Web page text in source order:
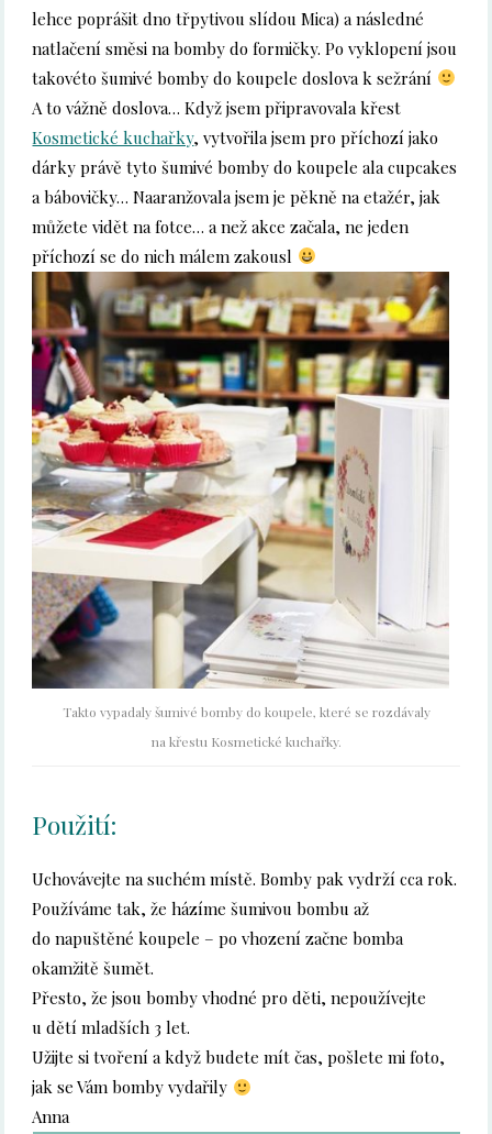
lehce poprášit dno třpytivou slídou Mica) a následné
natlačení směsi na bomby do formičky. Po vyklopení jsou
takovéto šumivé bomby do koupele doslova k sežrání
A to vážně doslova… Když jsem připravovala křest
Kosmetické kuchařky, vytvořila jsem pro příchozí jako
dárky právě tyto šumivé bomby do koupele ala cupcakes
a bábovičky… Naaranžovala jsem je pěkně na etažér, jak
můžete vidět na fotce… a než akce začala, ne jeden
příchozí se do nich málem zakousl
Takto vypadaly šumivé bomby do koupele, které se rozdávaly
na křestu Kosmetické kuchařky.
Použití:
Uchovávejte na suchém místě. Bomby pak vydrží cca rok.
Používáme tak, že házíme šumivou bombu až
do napuštěné koupele – po vhození začne bomba
okamžitě šumět.
Přesto, že jsou bomby vhodné pro děti, nepoužívejte
u dětí mladších 3 let.
Užijte si tvoření a když budete mít čas, pošlete mi foto,
jak se Vám bomby vydařily
Anna